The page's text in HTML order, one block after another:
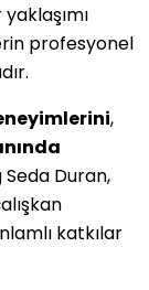
profesyonel
,
Duran,
katkılar